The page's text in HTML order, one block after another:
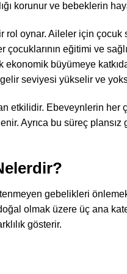
korunur ve bebeklerin
oynar. Aileler için çocuk
eğitimi ve
ekonomik büyümeye
seviyesi yükselir ve
etkilidir. Ebeveynlerin her
Ayrıca bu süreç
gebelikleri
olmak üzere üç ana
gösterir.